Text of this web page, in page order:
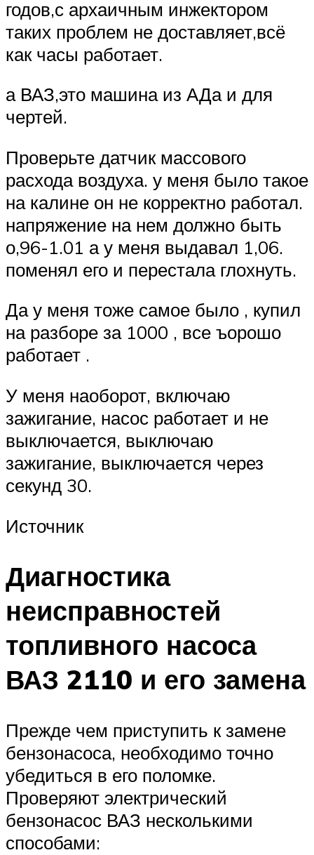
годов,с архаичным инжектором
таких проблем не доставляет,всё
как часы работает.
а ВАЗ,это машина из АДа и для
чертей.
Проверьте датчик массового
расхода воздуха. у меня было такое
на калине он не корректно работал.
напряжение на нем должно быть
о,96-1.01 а у меня выдавал 1,06.
поменял его и перестала глохнуть.
Да у меня тоже самое было , купил
на разборе за 1000 , все ъорошо
работает .
У меня наоборот, включаю
зажигание, насос работает и не
выключается, выключаю
зажигание, выключается через
секунд 30.
Источник
Диагностика
неисправностей
топливного насоса
ВАЗ 2110 и его замена
Прежде чем приступить к замене
бензонасоса, необходимо точно
убедиться в его поломке.
Проверяют электрический
бензонасос ВАЗ несколькими
способами: